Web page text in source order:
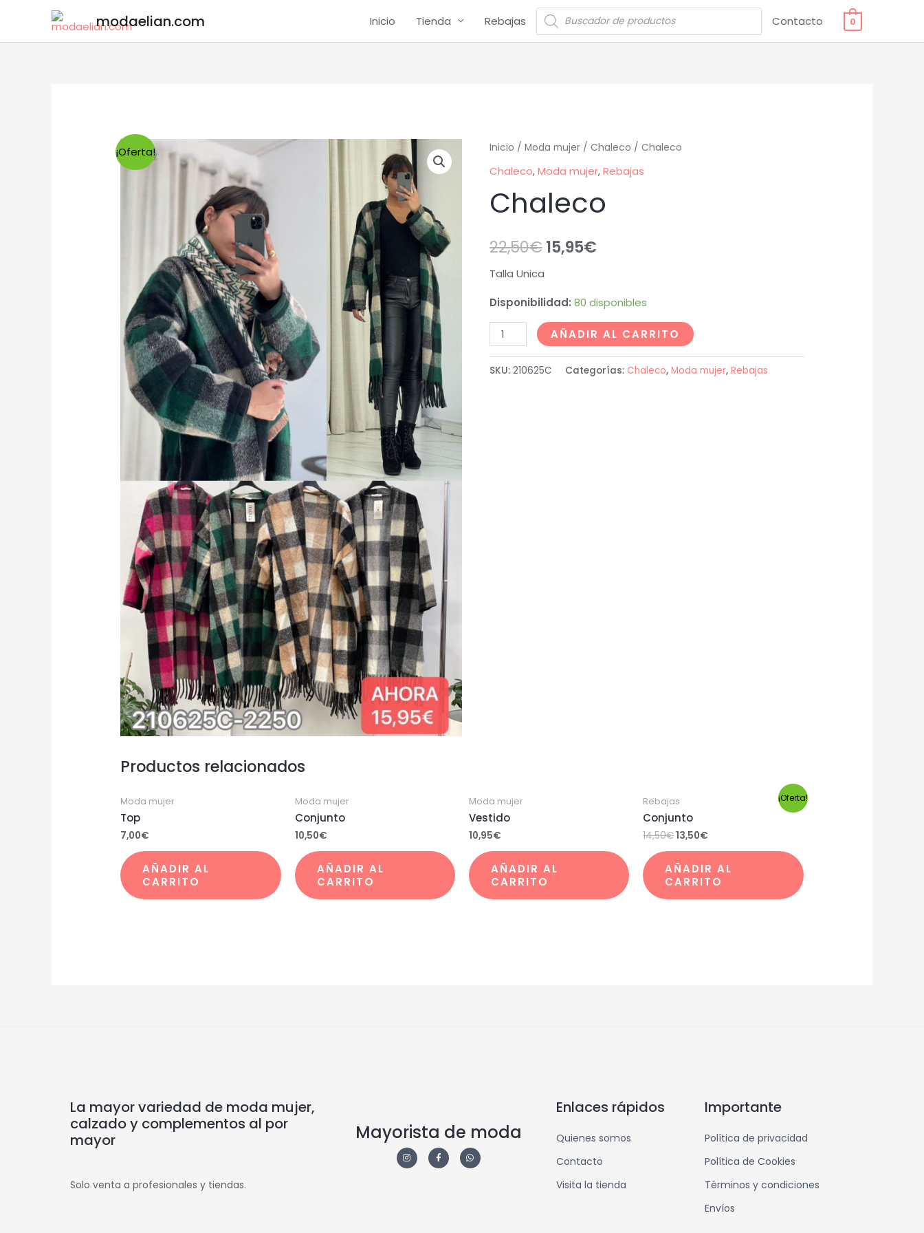
modaelian.com Inicio Tienda Rebajas Contacto 0
¡Oferta! Inicio / Moda mujer/ Chaleco / Chaleco
Chaleco,Moda mujer,Rebajas
Chaleco
22,50€15,95€
Talla Unica
Disponibilidad: 80 disponibles
AÑADIR AL CARRITO
SKU: 210625C Categorías: Chaleco, Moda mujer, Rebajas
Productos relacionados
Moda mujer
Top
7,00€
AÑADIR AL
CARRITO
Moda mujer
Conjunto
10,50€
AÑADIR AL
CARRITO
Moda mujer
Vestido
10,95€
AÑADIR AL
CARRITO
¡Oferta!
Rebajas
Conjunto
14,50€13,50€
AÑADIR AL
CARRITO
La mayor variedad de moda mujer,
calzado y complementos al por
mayor
Solo venta a profesionales y tiendas.
Mayorista de moda
Enlaces rápidos
Quienes somos
Contacto
Visita la tienda
Importante
Política de privacidad
Política de Cookies
Términos y condiciones
Envíos